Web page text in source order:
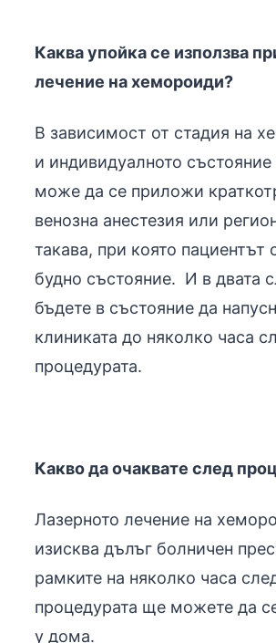
Каква упойка се използва
лечение на хемороиди?
В зависимост от стадия на
и индивидуалното състояние
може да се приложи
венозна анестезия или
такава, при която пациентът
будно състояние. И в двата
бъдете в състояние да
клиниката до няколко часа
процедурата.
Какво да очаквате след
Лазерното лечение на
изисква дълъг болничен
рамките на няколко часа
процедурата ще можете да
у дома.